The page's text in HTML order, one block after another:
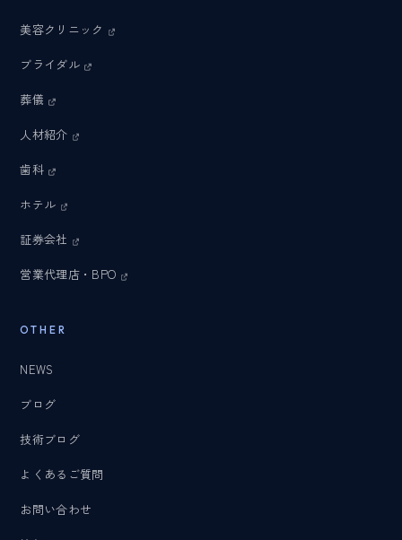
美容クリニック
ブライダル
葬儀
人材紹介
歯科
ホテル
証券会社
営業代理店・BPO
OTHER
NEWS
ブログ
技術ブログ
よくあるご質問
お問い合わせ